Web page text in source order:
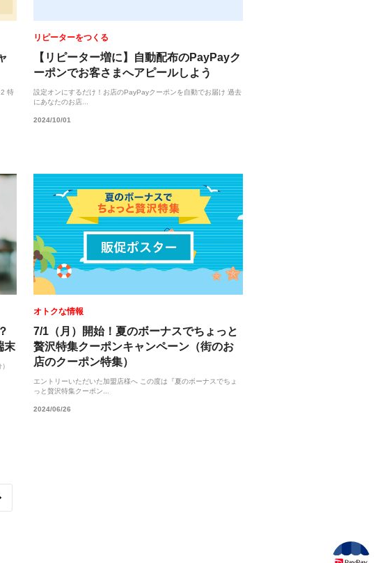
特
リピーターをつくる
【リピーター増に】自動配布のPayPayク
ーポンでお客さまへアピールしよう
設定オンにするだけ！お店のPayPayクーポンを自動でお届け 過去
にあなたのお店...
2024/10/01
末
オトクな情報
7/1（月）開始！夏のボーナスでちょっと
贅沢特集クーポンキャンペーン（街のお
店のクーポン特集）
エントリーいただいた加盟店様へ この度は『夏のボーナスでちょ
っと贅沢特集クーポン...
2024/06/26